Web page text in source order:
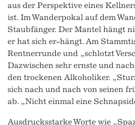
aus der Perspektive eines
ist. Im Wanderpokal auf dem
Staubfänger. Der Mantel hängt
er hat sich er-hängt. Am
Rentnerrunde und „schlotzt
Dazwischen sehr ernste und
den trockenen Alkoholiker.
sich nach und nach von seinen
ab. „Nicht einmal eine
Ausdrucksstarke Worte wie